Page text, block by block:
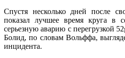
Спустя несколько дней после
показал лучшее время круга в
серьезную аварию с перегрузкой
Болид, по словам Вольффа,
инцидента.